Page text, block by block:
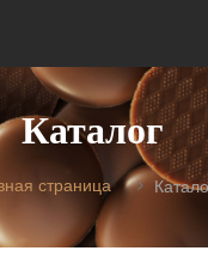
Каталог
страница